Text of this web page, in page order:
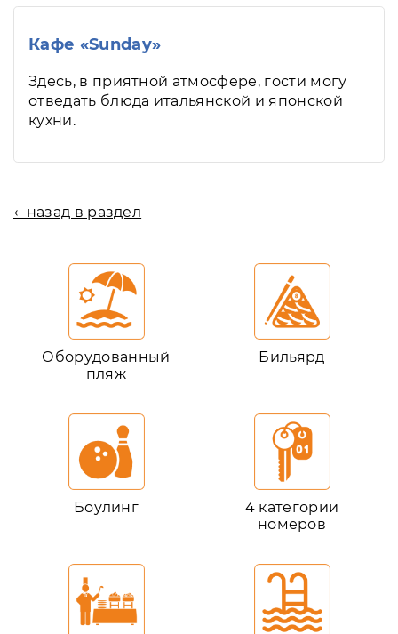
Кафе «Sunday»
Здесь, в приятной атмосфере, гости могу
отведать блюда итальянской и японской
кухни.
← назад в раздел
Оборудованный
пляж
Бильярд
Боулинг
4 категории
номеров